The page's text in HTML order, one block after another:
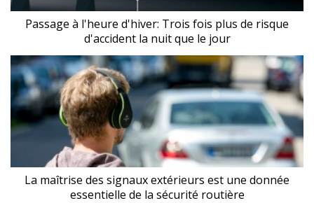
Passage à l'heure d'hiver: Trois fois plus de risque
d'accident la nuit que le jour
La maîtrise des signaux extérieurs est une donnée
essentielle de la sécurité routière